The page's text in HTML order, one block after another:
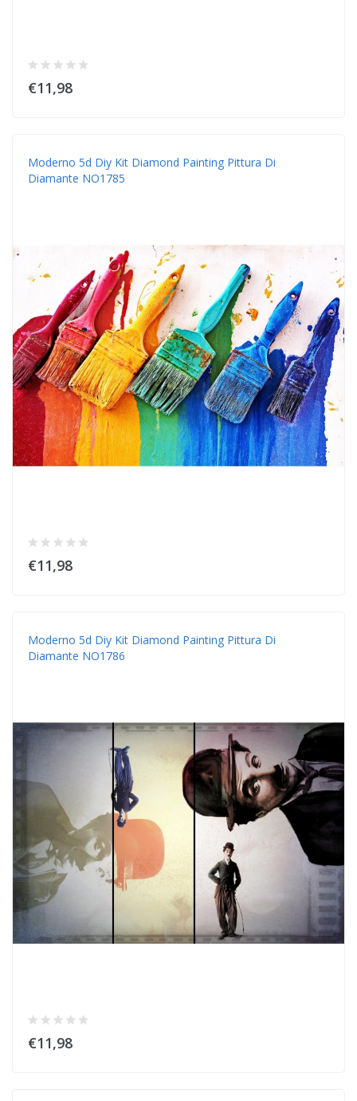
€11,98
Moderno 5d Diy Kit Diamond Painting Pittura Di
Diamante NO1785
€11,98
Moderno 5d Diy Kit Diamond Painting Pittura Di
Diamante NO1786
€11,98